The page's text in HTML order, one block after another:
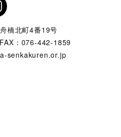
橋北町4番19号
：076-442-1859
senkakuren.or.jp